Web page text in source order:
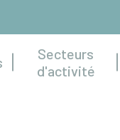
Secteurs
d'activité